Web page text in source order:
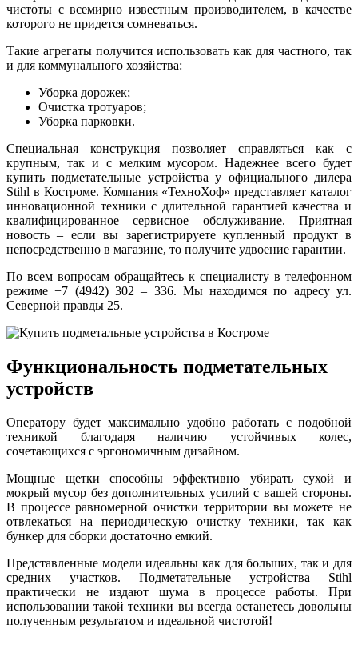
чистоты с всемирно известным производителем, в качестве
которого не придется сомневаться.
Такие агрегаты получится использовать как для частного, так
и для коммунального хозяйства:
Уборка дорожек;
Очистка тротуаров;
Уборка парковки.
Специальная конструкция позволяет справляться как с
крупным, так и с мелким мусором. Надежнее всего будет
купить подметательные устройства у официального дилера
Stihl в Костроме. Компания «ТехноХоф» представляет каталог
инновационной техники с длительной гарантией качества и
квалифицированное сервисное обслуживание. Приятная
новость – если вы зарегистрируете купленный продукт в
непосредственно в магазине, то получите удвоение гарантии.
По всем вопросам обращайтесь к специалисту в телефонном
режиме +7 (4942) 302 – 336. Мы находимся по адресу ул.
Северной правды 25.
Функциональность подметательных
устройств
Оператору будет максимально удобно работать с подобной
техникой благодаря наличию устойчивых колес,
сочетающихся с эргономичным дизайном.
Мощные щетки способны эффективно убирать сухой и
мокрый мусор без дополнительных усилий с вашей стороны.
В процессе равномерной очистки территории вы можете не
отвлекаться на периодическую очистку техники, так как
бункер для сборки достаточно емкий.
Представленные модели идеальны как для больших, так и для
средних участков. Подметательные устройства Stihl
практически не издают шума в процессе работы. При
использовании такой техники вы всегда останетесь довольны
полученным результатом и идеальной чистотой!